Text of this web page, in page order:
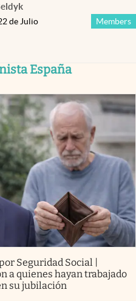
Members
de Julio
España
Seguridad Social |
a quienes hayan trabajado
su jubilación